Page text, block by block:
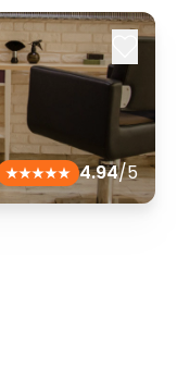
4.94/5